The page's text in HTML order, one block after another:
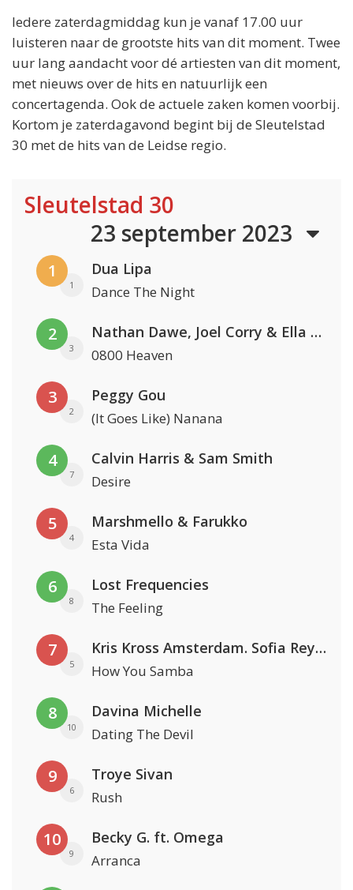
Iedere zaterdagmiddag kun je vanaf 17.00 uur
luisteren naar de grootste hits van dit moment. Twee
uur lang aandacht voor dé artiesten van dit moment,
met nieuws over de hits en natuurlijk een
concertagenda. Ook de actuele zaken komen voorbij.
Kortom je zaterdagavond begint bij de Sleutelstad
30 met de hits van de Leidse regio.
Sleutelstad 30
23 september 2023
1
1
Dua Lipa
Dance The Night
2
3
Nathan Dawe, Joel Corry & Ella Henderson
0800 Heaven
3
2
Peggy Gou
(It Goes Like) Nanana
4
7
Calvin Harris & Sam Smith
Desire
5
4
Marshmello & Farukko
Esta Vida
6
8
Lost Frequencies
The Feeling
7
5
Kris Kross Amsterdam. Sofia Reyes & Tinie Tempah
How You Samba
8
10
Davina Michelle
Dating The Devil
9
6
Troye Sivan
Rush
10
9
Becky G. ft. Omega
Arranca